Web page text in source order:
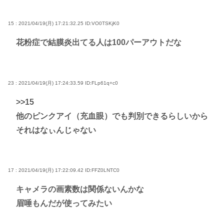
15 : 2021/04/19(月) 17:21:32.25 ID:VO0TSKjK0
花粉症で結膜炎出てる人は100パーアウトだな
23 : 2021/04/19(月) 17:24:33.59 ID:FLp61q+c0
>>15
他のピンクアイ（充血眼）でも判別できるらしいから
それはなぃんじゃない
17 : 2021/04/19(月) 17:22:09.42 ID:FFZ0LNTC0
キャメラの画素数は関係ないんかな
眉唾もんだが使ってみたい